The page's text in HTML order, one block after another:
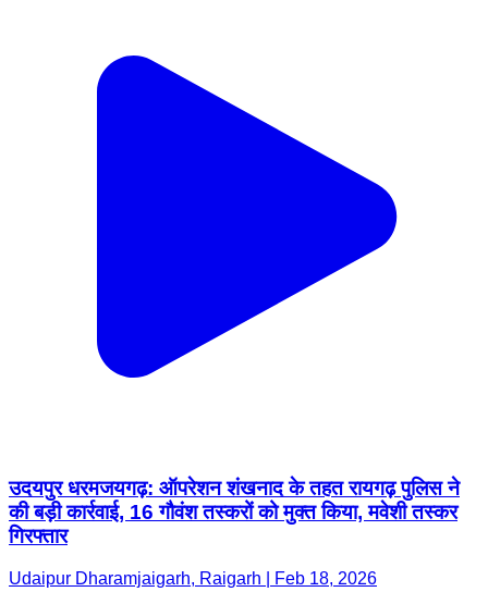
उदयपुर धरमजयगढ़: ऑपरेशन शंखनाद के तहत रायगढ़ पुलिस ने
की बड़ी कार्रवाई, 16 गौवंश तस्करों को मुक्त किया, मवेशी तस्कर
गिरफ्तार
Udaipur Dharamjaigarh, Raigarh | Feb 18, 2026